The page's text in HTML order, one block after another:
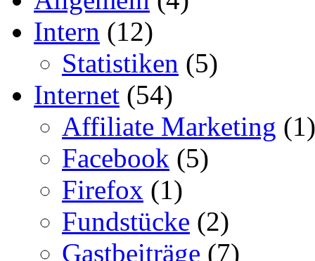
Intern (12)
Statistiken (5)
Internet (54)
Affiliate Marketing (1)
Facebook (5)
Firefox (1)
Fundstücke (2)
Gastbeiträge (7)